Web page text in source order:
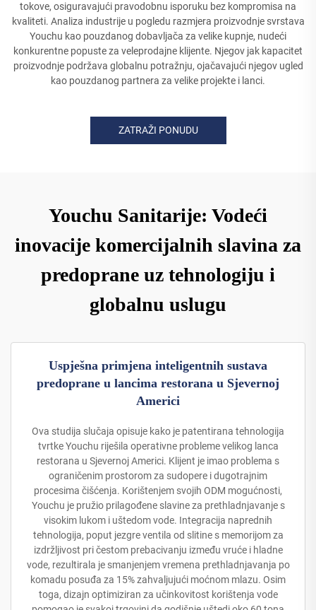
tokove, osiguravajući pravodobnu isporuku bez kompromisa na
kvaliteti. Analiza industrije u pogledu razmjera proizvodnje svrstava
Youchu kao pouzdanog dobavljača za velike kupnje, nudeći
konkurentne popuste za veleprodajne klijente. Njegov jak kapacitet
proizvodnje podržava globalnu potražnju, ojačavajući njegov ugled
kao pouzdanog partnera za velike projekte i lanci.
ZATRAŽI PONUDU
Youchu Sanitarije: Vodeći
inovacije komercijalnih slavina za
predoprane uz tehnologiju i
globalnu uslugu
Uspješna primjena inteligentnih sustava
predoprane u lancima restorana u Sjevernoj
Americi
Ova studija slučaja opisuje kako je patentirana tehnologija
tvrtke Youchu riješila operativne probleme velikog lanca
restorana u Sjevernoj Americi. Klijent je imao problema s
ograničenim prostorom za sudopere i dugotrajnim
procesima čišćenja. Korištenjem svojih ODM mogućnosti,
Youchu je pružio prilagođene slavine za prethladnjavanje s
visokim lukom i uštedom vode. Integracija naprednih
tehnologija, poput jezgre ventila od slitine s memorijom za
izdržljivost pri čestom prebacivanju između vruće i hladne
vode, rezultirala je smanjenjem vremena prethladnjavanja po
komadu posuđa za 15% zahvaljujući moćnom mlazu. Osim
toga, dizajn optimiziran za učinkovitost korištenja vode